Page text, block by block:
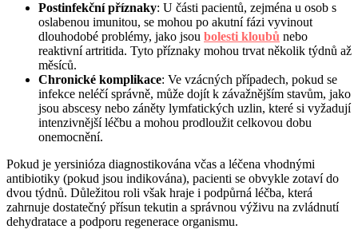
Postinfekční příznaky: U části pacientů, zejména u osob s
oslabenou imunitou, se mohou po akutní fázi vyvinout
dlouhodobé problémy, jako jsou bolesti kloubů nebo
reaktivní artritida. Tyto příznaky mohou trvat několik týdnů až
měsíců.
Chronické komplikace: Ve vzácných případech, pokud se
infekce neléčí správně, může dojít k závažnějším stavům, jako
jsou abscesy nebo záněty lymfatických uzlin, které si vyžadují
intenzivnější léčbu a mohou prodloužit celkovou dobu
onemocnění.
Pokud je yersinióza diagnostikována včas a léčena vhodnými
antibiotiky (pokud jsou indikována), pacienti se obvykle zotaví do
dvou týdnů. Důležitou roli však hraje i podpůrná léčba, která
zahrnuje dostatečný přísun tekutin a správnou výživu na zvládnutí
dehydratace a podporu regenerace organismu.